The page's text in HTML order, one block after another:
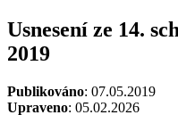
Usnesení ze 14.
2019
Publikováno: 07.05.2019
Upraveno: 05.02.2026